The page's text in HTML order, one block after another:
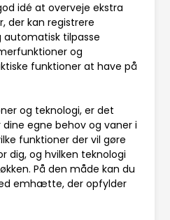
idé at overveje ekstra
der kan registrere
automatisk tilpasse
og
funktioner at have på
og teknologi, er det
egne behov og vaner i
funktioner der vil gøre
dig, og hvilken teknologi
På den måde kan du
emhætte, der opfylder